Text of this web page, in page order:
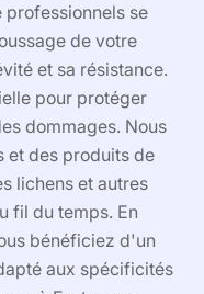
professionnels se
de votre
et sa résistance.
pour protéger
dommages. Nous
et des produits de
lichens et autres
fil du temps. En
bénéficiez d'un
aux spécificités